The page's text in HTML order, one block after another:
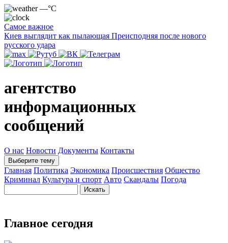
—°C
Самое важное
Киев выглядит как пылающая Преисподняя после нового
русского удара
агентство
информационных
сообщений
О нас Новости Документы Контакты
Выберите тему
Главная Политика Экономика Происшествия Общество
Криминал Культура и спорт Авто Скандалы Погода
Главное сегодня